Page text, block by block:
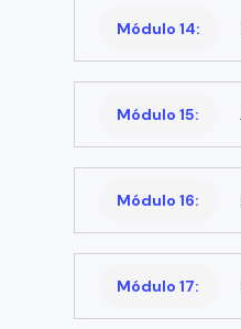
Módulo 14:
Módulo 15:
Módulo 16:
Módulo 17: